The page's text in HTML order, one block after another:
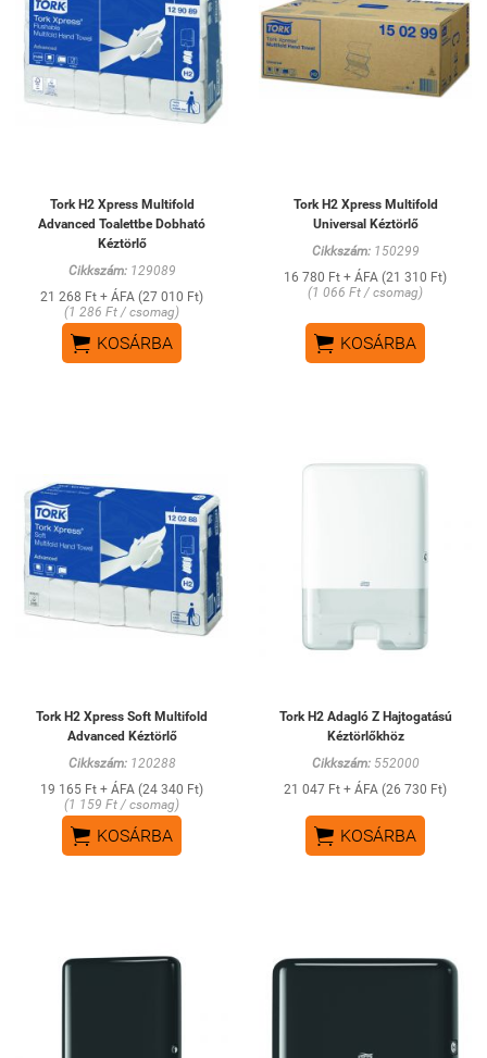
Tork H2 Xpress Multifold
Advanced Toalettbe Dobható
Kéztörlő
Cikkszám:129089
21 268 Ft + ÁFA (27 010 Ft)
(1 286 Ft / csomag)
 KOSÁRBA
Tork H2 Xpress Multifold
Universal Kéztörlő
Cikkszám:150299
16 780 Ft + ÁFA (21 310 Ft)
(1 066 Ft / csomag)
 KOSÁRBA
Tork H2 Xpress Soft Multifold
Advanced Kéztörlő
Cikkszám:120288
19 165 Ft + ÁFA (24 340 Ft)
(1 159 Ft / csomag)
 KOSÁRBA
Tork H2 Adagló Z Hajtogatású
Kéztörlőkhöz
Cikkszám:552000
21 047 Ft + ÁFA (26 730 Ft)
 KOSÁRBA